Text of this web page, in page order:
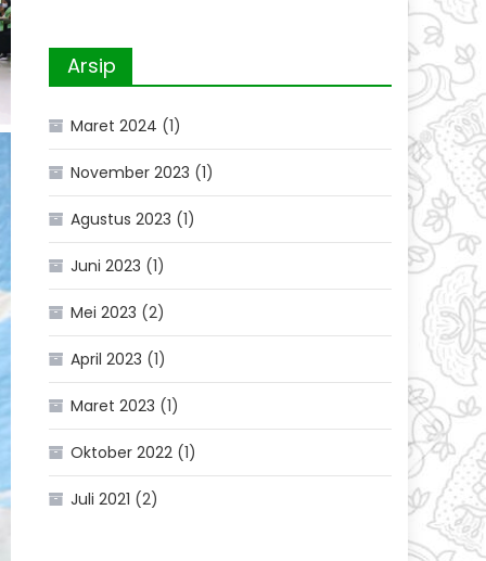
Arsip
Maret 2024 (1)
November 2023 (1)
Agustus 2023 (1)
Juni 2023 (1)
Mei 2023 (2)
April 2023 (1)
Maret 2023 (1)
Oktober 2022 (1)
Juli 2021 (2)